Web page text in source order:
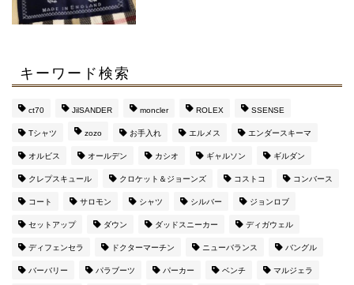
キーワード検索
ct70 JilSANDER moncler ROLEX SSENSE
Tシャツ zozo お手入れ エルメス エンダースキーマ
オルビス オールデン カシオ ギャルソン ギルダン
クレプスキュール クロケット＆ジョーンズ コストコ コンバース
コート サロモン シャツ シルバー ジョンロブ
セットアップ ダウン ダッドスニーカー ディガウェル
ディフェンセラ ドクターマーチン ニューバランス バングル
バーバリー パラブーツ パーカー ベンチ マルジェラ
【マルジェラ】足袋ブー
ツのサイズ感と定価より
マルジェラの財布がメン
ズに評判な３つの理由
【おすすめ通販サイト
も】
このブログを運営してい
んな興味持って
ね・・・）